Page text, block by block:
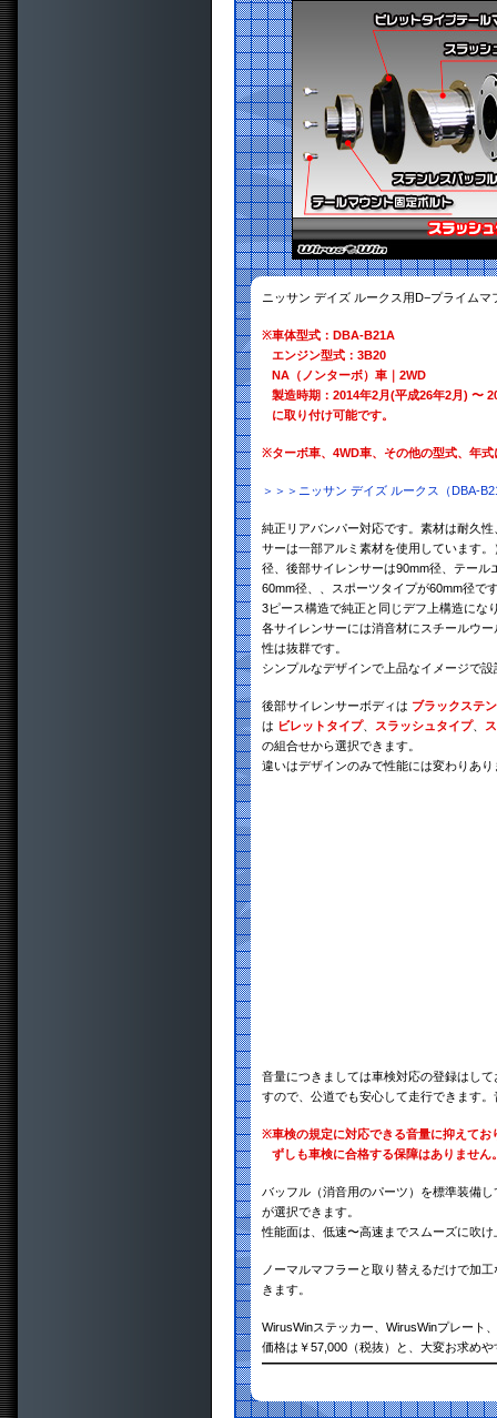
ニッサン デイズ ルークス用D−プライム
※車体型式：DBA-B21A
エンジン型式：3B20
NA（ノンターボ）車｜2WD
製造時期：2014年2月(平成26年2月) 〜
に取り付け可能です。
※ターボ車、4WD車、その他の型式、年
＞＞＞ニッサン デイズ ルークス（DBA-
純正リアバンパー対応です。素材は耐久
サーは一部アルミ素材を使用しています
径、後部サイレンサーは90mm径、テー
60mm径、、スポーツタイプが60mm径で
3ピース構造で純正と同じデフ上構造にな
各サイレンサーには消音材にスチールウ
性は抜群です。
シンプルなデザインで上品なイメージで
後部サイレンサーボディは ブラックステ
は ビレットタイプ、 スラッシュタイプ、
の組合せから選択できます。
違いはデザインのみで性能には変わりあ
音量につきましては車検対応の登録はし
すので、公道でも安心して走行できます
※車検の規定に対応できる音量に抑えて
ずしも車検に合格する保障はありませ
バッフル（消音用のパーツ）を標準装備
が選択できます。
性能面は、低速〜高速までスムーズに吹
ノーマルマフラーと取り替えるだけで加
きます。
WirusWinステッカー、WirusWinプレート
価格は￥57,000（税抜）と、大変お求め